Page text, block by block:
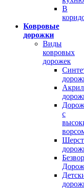
В
Ковровые
дорожки
Виды
ковровых
дорожек
с